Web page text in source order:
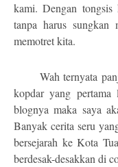
kami. Dengan tongsis
tanpa harus
memotret kita.
Wah ternyata
kopdar yang
blognya maka saya
Banyak cerita seru
bersejarah ke Kota
berdesak-desakkan di